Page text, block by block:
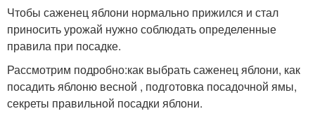
Чтобы саженец яблони нормально прижился и стал
приносить урожай нужно соблюдать определенные
правила при посадке.
Рассмотрим подробно:как выбрать саженец яблони, как
посадить яблоню весной , подготовка посадочной ямы,
секреты правильной посадки яблони.